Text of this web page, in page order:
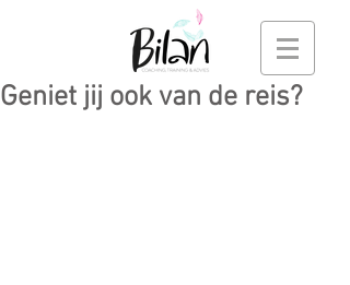
Geniet jij ook van de reis?